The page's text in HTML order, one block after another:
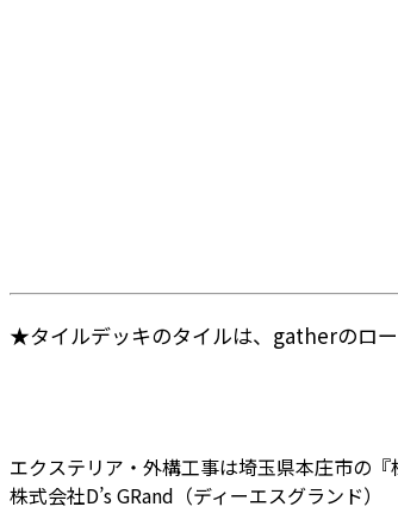
★タイルデッキのタイルは、gatherのロー
エクステリア・外構工事は埼玉県本庄市の
株式会社D’s GRand（ディーエスグランド）